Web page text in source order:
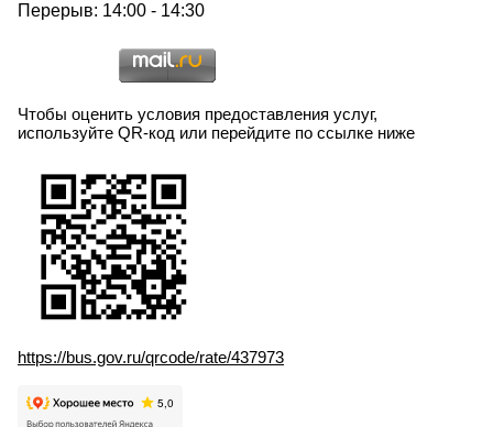
Перерыв: 14:00 - 14:30
Чтобы оценить условия предоставления услуг,
используйте QR-код или перейдите по ссылке ниже
https://bus.gov.ru/qrcode/rate/437973